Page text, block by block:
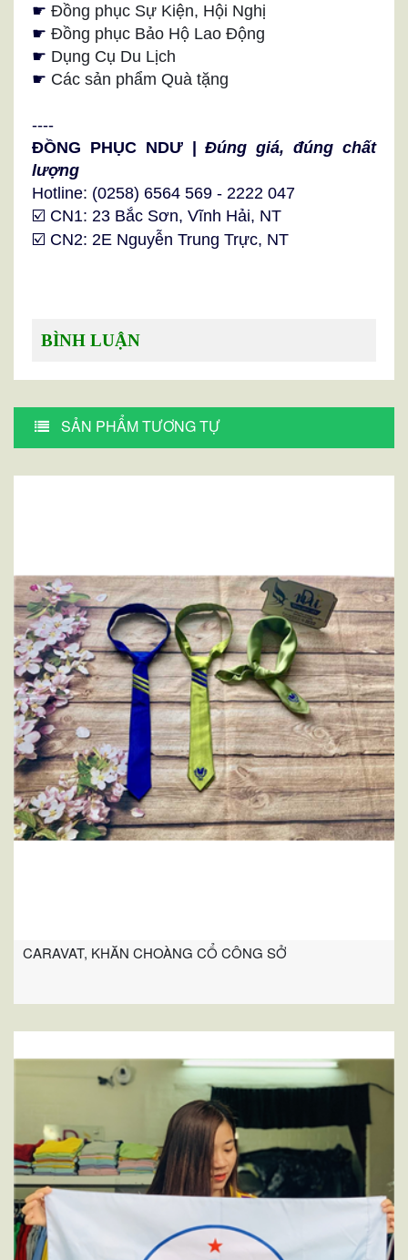
☛ Đồng phục Sự Kiện, Hội Nghị
☛ Đồng phục Bảo Hộ Lao Động
☛ Dụng Cụ Du Lịch
☛ Các sản phẩm Quà tặng
----
ĐỒNG PHỤC NDƯ |Đúng giá, đúng chất
lượng
Hotline: (0258) 6564 569 - 2222 047
☑️ CN1: 23 Bắc Sơn, Vĩnh Hải, NT
☑️ CN2: 2E Nguyễn Trung Trực, NT
BÌNH LUẬN
SẢN PHẨM TƯƠNG TỰ
CARAVAT, KHĂN CHOÀNG CỔ CÔNG SỞ